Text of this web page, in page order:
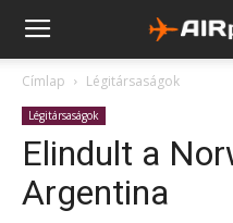
Címlap Légitársaságok
Légitársaságok
Elindult a
Argentina